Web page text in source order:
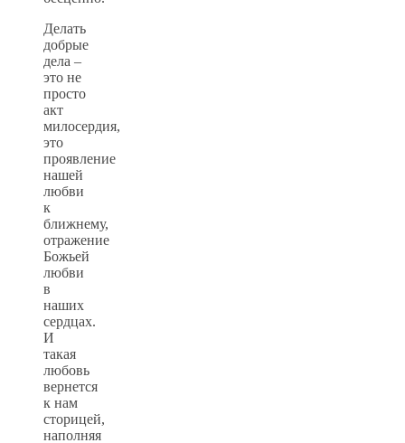
Делать
добрые
дела –
это не
просто
акт
милосердия,
это
проявление
нашей
любви
к
ближнему,
отражение
Божьей
любви
в
наших
сердцах.
И
такая
любовь
вернется
к нам
сторицей,
наполняя